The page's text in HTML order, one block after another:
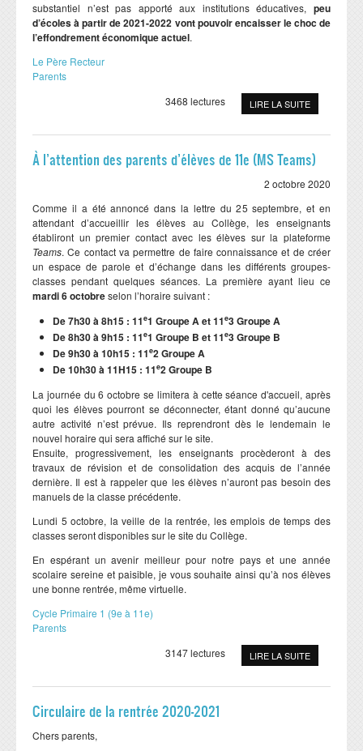
substantiel n’est pas apporté aux institutions éducatives, peu
d’écoles à partir de 2021-2022 vont pouvoir encaisser le choc de
l’effondrement économique actuel.
Le Père Recteur
Parents
LIRE LA SUITE
3468 lectures
À l’attention des parents d’élèves de 11e (MS Teams)
2 octobre 2020
Comme il a été annoncé dans la lettre du 25 septembre, et en
attendant d’accueillir les élèves au Collège, les enseignants
établiront un premier contact avec les élèves sur la plateforme
Teams. Ce contact va permettre de faire connaissance et de créer
un espace de parole et d’échange dans les différents groupes-
classes pendant quelques séances. La première ayant lieu ce
mardi 6 octobreselon l’horaire suivant :
De 7h30 à 8h15 : 11e1 Groupe A et 11e3 Groupe A
De 8h30 à 9h15 : 11e1 Groupe B et 11e3 Groupe B
De 9h30 à 10h15 : 11e2 Groupe A
De 10h30 à 11H15 : 11e2 Groupe B
La journée du 6 octobre se limitera à cette séance d'accueil, après
quoi les élèves pourront se déconnecter, étant donné qu’aucune
autre activité n’est prévue. Ils reprendront dès le lendemain le
nouvel horaire qui sera affiché sur le site.
Ensuite, progressivement, les enseignants procèderont à des
travaux de révision et de consolidation des acquis de l’année
dernière. Il est à rappeler que les élèves n’auront pas besoin des
manuels de la classe précédente.
Lundi 5 octobre, la veille de la rentrée, les emplois de temps des
classes seront disponibles sur le site du Collège.
En espérant un avenir meilleur pour notre pays et une année
scolaire sereine et paisible, je vous souhaite ainsi qu’à nos élèves
une bonne rentrée, même virtuelle.
Cycle Primaire 1 (9e à 11e)
Parents
LIRE LA SUITE
3147 lectures
Circulaire de la rentrée 2020-2021
Chers parents,